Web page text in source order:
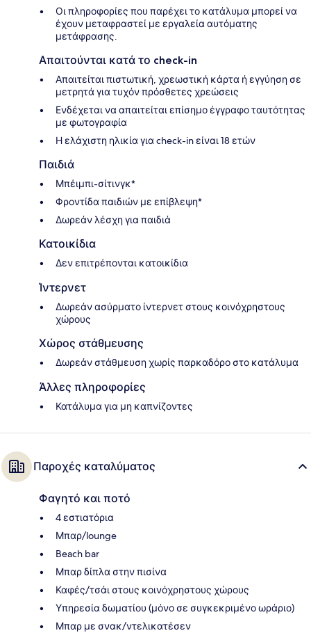
Οι πληροφορίες που παρέχει το κατάλυμα μπορεί να
έχουν μεταφραστεί με εργαλεία αυτόματης
μετάφρασης.
Απαιτούνται κατά το check-in
Απαιτείται πιστωτική, χρεωστική κάρτα ή εγγύηση σε
μετρητά για τυχόν πρόσθετες χρεώσεις
Ενδέχεται να απαιτείται επίσημο έγγραφο ταυτότητας
με φωτογραφία
Η ελάχιστη ηλικία για check-in είναι 18 ετών
Παιδιά
Μπέιμπι-σίτινγκ*
Φροντίδα παιδιών με επίβλεψη*
Δωρεάν λέσχη για παιδιά
Κατοικίδια
Δεν επιτρέπονται κατοικίδια
Ίντερνετ
Δωρεάν ασύρματο ίντερνετ στους κοινόχρηστους
χώρους
Χώρος στάθμευσης
Δωρεάν στάθμευση χωρίς παρκαδόρο στο κατάλυμα
Άλλες πληροφορίες
Κατάλυμα για μη καπνίζοντες
Παροχές καταλύματος
Φαγητό και ποτό
4 εστιατόρια
Μπαρ/lounge
Beach bar
Μπαρ δίπλα στην πισίνα
Καφές/τσάι στους κοινόχρηστους χώρους
Υπηρεσία δωματίου (μόνο σε συγκεκριμένο ωράριο)
Μπαρ με σνακ/ντελικατέσεν